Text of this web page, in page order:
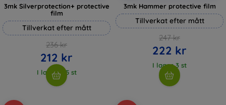
3mk Silverprotection+ protective
film
Tillverkat efter mått
236 kr
212 kr
I lager > 5 st
3mk Hammer protective film
Tillverkat efter mått
247 kr
222 kr
I lager 3 st